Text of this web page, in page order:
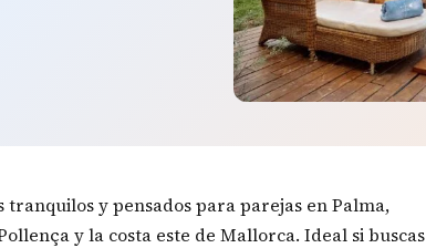
tranquilos y pensados para parejas en Palma,
y la costa este de Mallorca. Ideal si buscas